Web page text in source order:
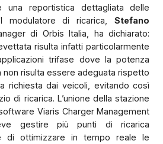
una reportistica dettagliata delle
modulatore di ricarica,Stefano
di Orbis Italia, ha dichiarato:
risulta infatti particolarmente
trifase dove la potenza
non risulta essere adeguata rispetto
richiesta dai veicoli, evitando così
di ricarica. L’unione della stazione
Viaris Charger Management
gestire più punti di ricarica
di ottimizzare in tempo reale le